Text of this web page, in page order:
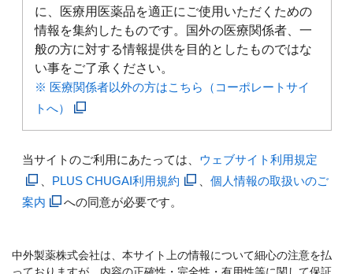
に、医療用医薬品を適正にご使用いただくための
情報を集約したものです。国外の医療関係者、一
般の方に対する情報提供を目的としたものではな
い事をご了承ください。
※ 医療関係者以外の方はこちら（コーポレートサイ
トへ）
当サイトのご利用にあたっては、 ウェブサイト利用規定
PLUS CHUGAI利用規約
個人情報の取扱いのご
案内
への同意が必要です。
中外製薬株式会社は、本サイト上の情報について細心の注意を払
っておりますが、内容の正確性・完全性・有用性等に関して保証